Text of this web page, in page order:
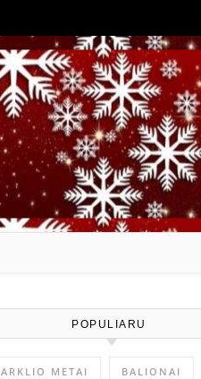
POPULIARU
ARKLIO METAI BALIONAI